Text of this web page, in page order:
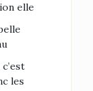
elle
les